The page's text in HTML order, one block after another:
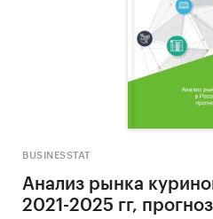
BUSINESSTAT
Анализ рынка
2021-2025 гг,